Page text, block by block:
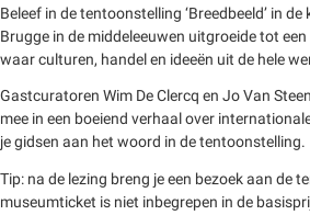
Beleef in de tentoonstelling ‘Breedbeeld’ in
Brugge in de middeleeuwen uitgroeide tot
waar culturen, handel en ideeën uit de hele
Gastcuratoren Wim De Clercq en Jo Van
mee in een boeiend verhaal over
je gidsen aan het woord in de tentoonstelling.
Tip: na de lezing breng je een bezoek aan de
museumticket is niet inbegrepen in de